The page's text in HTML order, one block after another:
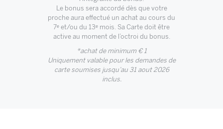
Le bonus sera accordé dès que votre
proche aura effectué un achat au cours du
7ᵉ et/ou du 13ᵉ mois. Sa Carte doit être
active au moment de l’octroi du bonus.
*achat de minimum € 1
Uniquement valable pour les demandes de
carte soumises jusqu’au 31 aout 2026
inclus.